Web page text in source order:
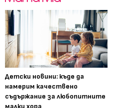
Детски новини: къде да
намерим качествено
съдържание за любопитните